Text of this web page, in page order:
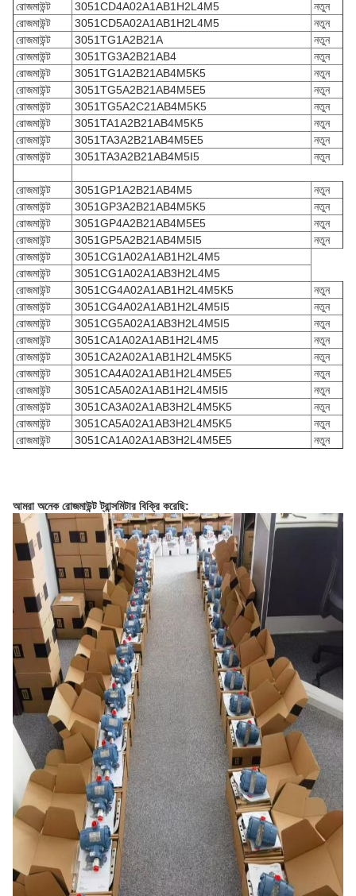
রোজমাউন্ট 3051CD4A02A1AB1H2L4M5
নতুন
রোজমাউন্ট
3051CD5A02A1AB1H2L4M5
নতুন
রোজমাউন্ট
3051TG1A2B21A
নতুন
রোজমাউন্ট
3051TG3A2B21AB4
নতুন
রোজমাউন্ট
3051TG1A2B21AB4M5K5
নতুন
রোজমাউন্ট
3051TG5A2B21AB4M5E5
নতুন
রোজমাউন্ট
3051TG5A2C21AB4M5K5
নতুন
রোজমাউন্ট
3051TA1A2B21AB4M5K5
নতুন
রোজমাউন্ট
3051TA3A2B21AB4M5E5
নতুন
রোজমাউন্ট
3051TA3A2B21AB4M5I5 নতুন
রোজমাউন্ট 3051GP1A2B21AB4M5
নতুন
রোজমাউন্ট
3051GP3A2B21AB4M5K5
নতুন
রোজমাউন্ট
3051GP4A2B21AB4M5E5
নতুন
রোজমাউন্ট
3051GP5A2B21AB4M5I5
নতুন
রোজমাউন্ট
3051CG1A02A1AB1H2L4M5
রোজমাউন্ট
3051CG1A02A1AB3H2L4M5
রোজমাউন্ট
3051CG4A02A1AB1H2L4M5K5
নতুন
রোজমাউন্ট
3051CG4A02A1AB1H2L4M5I5
নতুন
রোজমাউন্ট
3051CG5A02A1AB3H2L4M5I5
নতুন
রোজমাউন্ট
3051CA1A02A1AB1H2L4M5
নতুন
রোজমাউন্ট
3051CA2A02A1AB1H2L4M5K5
নতুন
রোজমাউন্ট
3051CA4A02A1AB1H2L4M5E5
নতুন
রোজমাউন্ট
3051CA5A02A1AB1H2L4M5I5
নতুন
রোজমাউন্ট
3051CA3A02A1AB3H2L4M5K5
নতুন
রোজমাউন্ট
3051CA5A02A1AB3H2L4M5K5
নতুন
রোজমাউন্ট
3051CA1A02A1AB3H2L4M5E5 নতুন
আমরা অনেক রোজমাউন্ট ট্রান্সমিটার বিক্রি করেছি: